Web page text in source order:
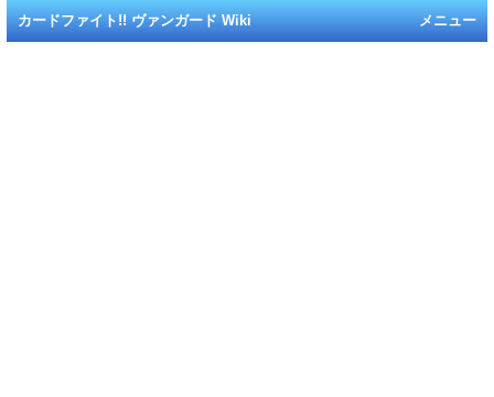
メニュー
カードファイト!! ヴァンガード Wiki